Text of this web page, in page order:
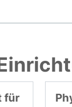
für